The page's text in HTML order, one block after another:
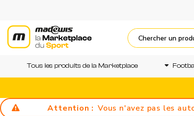
Tous les produits de la Marketplace
Attention : Vous n'avez pas les